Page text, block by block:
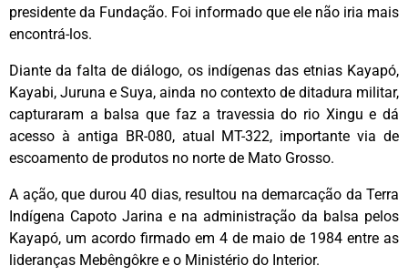
presidente da Fundação. Foi informado que ele não iria mais
encontrá-los.
Diante da falta de diálogo, os indígenas das etnias Kayapó,
Kayabi, Juruna e Suya, ainda no contexto de ditadura militar,
capturaram a balsa que faz a travessia do rio Xingu e dá
acesso à antiga BR-080, atual MT-322, importante via de
escoamento de produtos no norte de Mato Grosso.
A ação, que durou 40 dias, resultou na demarcação da Terra
Indígena Capoto Jarina e na administração da balsa pelos
Kayapó, um acordo firmado em 4 de maio de 1984 entre as
lideranças Mebêngôkre e o Ministério do Interior.